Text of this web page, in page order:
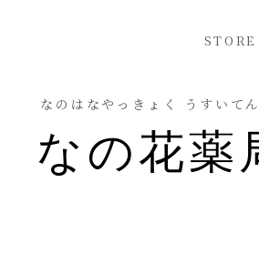
なのはなやっきょく うすいてん
なの花薬